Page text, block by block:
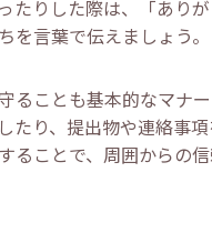
たりした際は、「ありが
を言葉で伝えましょう。
ることも基本的なマナー
たり、提出物や連絡事項
ることで、周囲からの信